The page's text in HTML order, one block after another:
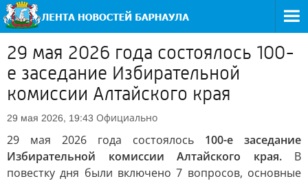
29 мая 2026 года состоялось 100-
е заседание Избирательной
комиссии Алтайского края
29 мая 2026, 19:43 Официально
29 мая 2026 года состоялось 100-е заседание
Избирательной комиссии Алтайского края. В
повестку дня были включено 7 вопросов, основные